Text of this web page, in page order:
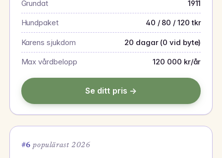
Grundat 1911
Hundpaket 40 / 80 / 120 tkr
Karens sjukdom 20 dagar (0 vid byte)
Max vårdbelopp 120 000 kr/år
Se ditt pris →
#6 populärast 2026